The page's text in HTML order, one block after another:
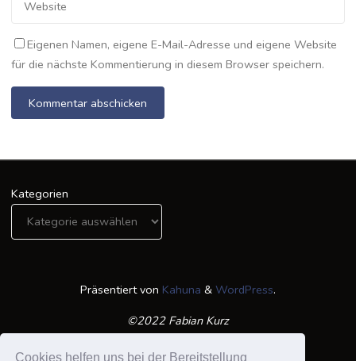
Cookies helfen uns bei der Bereitstellung
Eigenen Namen, eigene E-Mail-Adresse und eigene Website
für die nächste Kommentierung in diesem Browser speichern.
Kategorien
Präsentiert von Kahuna & WordPress.
©2022 Fabian Kurz